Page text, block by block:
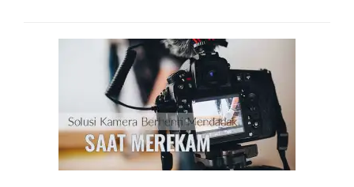
Mobile:
Cara
Simpan
Foto
Di
HP
(Export